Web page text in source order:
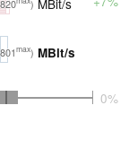
)
max) MBit/s
0%